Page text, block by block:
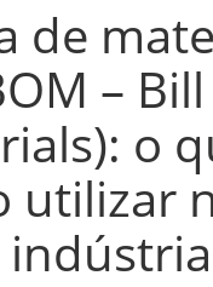
de
–
o
utilizar
indústria